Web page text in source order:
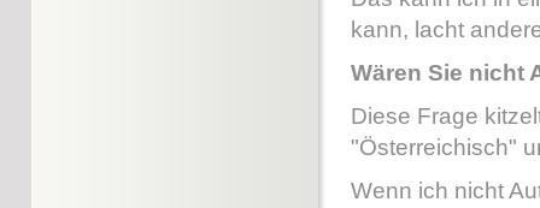
kann, lacht
Wären Sie nicht
Diese Frage
"Österreichisch"
Wenn ich nicht